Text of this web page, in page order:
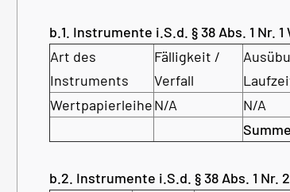
b.1. Instrumente i.S.d. § 38 Abs. 1 Nr. 1
Art des
Instruments
Fälligkeit /
Verfall
WertpapierleiheN/A N/A
Summe
b.2. Instrumente i.S.d. § 38 Abs. 1 Nr.